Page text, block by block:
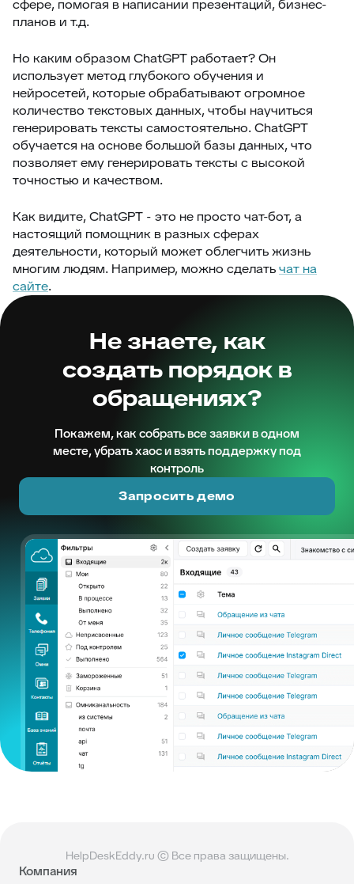
сфере, помогая в написании презентаций, бизнес-
планов и т.д.
Но каким образом ChatGPT работает? Он
использует метод глубокого обучения и
нейросетей, которые обрабатывают огромное
количество текстовых данных, чтобы научиться
генерировать тексты самостоятельно. ChatGPT
обучается на основе большой базы данных, что
позволяет ему генерировать тексты с высокой
точностью и качеством.
Как видите, ChatGPT - это не просто чат-бот, а
настоящий помощник в разных сферах
деятельности, который может облегчить жизнь
многим людям. Например, можно сделатьчат на
сайте.
Не знаете, как
создать порядок в
обращениях?
Покажем, как собрать все заявки в одном
месте, убрать хаос и взять поддержку под
контроль
Запросить демо
HelpDeskEddy.ru © Все права защищены.
Компания